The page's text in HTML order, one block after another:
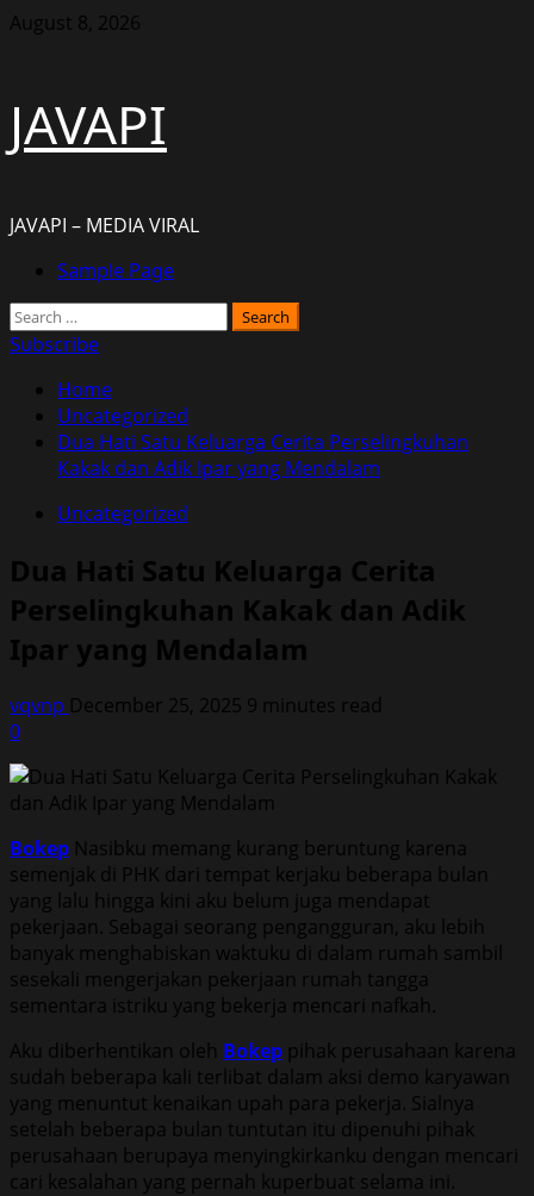
Skip
August 8, 2026
JAVAPI
JAVAPI – MEDIA VIRAL
PrimarySample Page
Search
for:
Subscribe
Home
Uncategorized
Dua Hati Satu Keluarga Cerita Perselingkuhan
Kakak dan Adik Ipar yang Mendalam
Uncategorized
Dua Hati Satu Keluarga Cerita
Perselingkuhan Kakak dan Adik
Ipar yang Mendalam
vqvnp December 25, 2025 9 minutes read
0
Bokep Nasibku memang kurang beruntung karena
semenjak di PHK dari tempat kerjaku beberapa bulan
yang lalu hingga kini aku belum juga mendapat
pekerjaan. Sebagai seorang pengangguran, aku lebih
banyak menghabiskan waktuku di dalam rumah sambil
sesekali mengerjakan pekerjaan rumah tangga
sementara istriku yang bekerja mencari nafkah.
Aku diberhentikan oleh Bokep pihak perusahaan karena
sudah beberapa kali terlibat dalam aksi demo karyawan
yang menuntut kenaikan upah para pekerja. Sialnya
setelah beberapa bulan tuntutan itu dipenuhi pihak
perusahaan berupaya menyingkirkanku dengan mencari
cari kesalahan yang pernah kuperbuat selama ini.